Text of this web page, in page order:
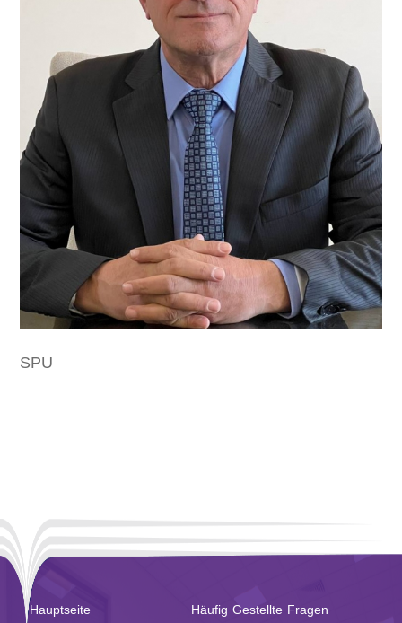
SPU
Hauptseite
Häufig Gestellte Fragen